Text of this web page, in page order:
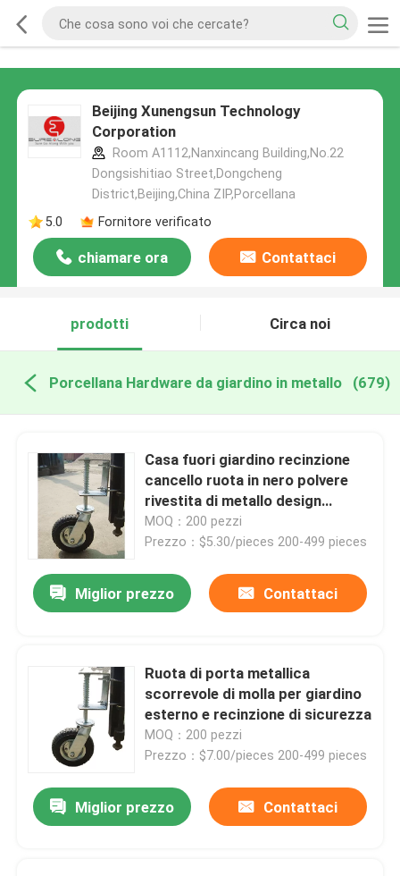
Beijing Xunengsun Technology
Corporation
Room A1112,Nanxincang Building,No.22
Dongsishitiao Street,Dongcheng
District,Beijing,China ZIP,Porcellana
5.0
Fornitore verificato
chiamare ora Contattaci
prodotti Circa noi
Porcellana Hardware da giardino in metallo (679)
Casa fuori giardino recinzione
cancello ruota in nero polvere
rivestita di metallo design
scorrevole
MOQ：200 pezzi
Prezzo：$5.30/pieces 200-499 pieces
Miglior prezzo Contattaci
Ruota di porta metallica
scorrevole di molla per giardino
esterno e recinzione di sicurezza
MOQ：200 pezzi
Prezzo：$7.00/pieces 200-499 pieces
Miglior prezzo Contattaci